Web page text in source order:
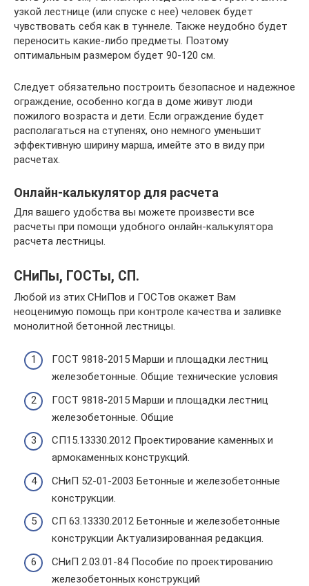
узкой лестнице (или спуске с нее) человек будет
чувствовать себя как в туннеле. Также неудобно будет
переносить какие-либо предметы. Поэтому
оптимальным размером будет 90-120 см.
Следует обязательно построить безопасное и надежное
ограждение, особенно когда в доме живут люди
пожилого возраста и дети. Если ограждение будет
располагаться на ступенях, оно немного уменьшит
эффективную ширину марша, имейте это в виду при
расчетах.
Онлайн-калькулятор для расчета
Для вашего удобства вы можете произвести все
расчеты при помощи удобного онлайн-калькулятора
расчета лестницы.
СНиПы, ГОСТы, СП.
Любой из этих СНиПов и ГОСТов окажет Вам
неоценимую помощь при контроле качества и заливке
монолитной бетонной лестницы.
ГОСТ 9818-2015 Марши и площадки лестниц
железобетонные. Общие технические условия
ГОСТ 9818-2015 Марши и площадки лестниц
железобетонные. Общие
СП15.13330.2012 Проектирование каменных и
армокаменных конструкций.
СНиП 52-01-2003 Бетонные и железобетонные
конструкции.
СП 63.13330.2012 Бетонные и железобетонные
конструкции Актуализированная редакция.
СНиП 2.03.01-84 Пособие по проектированию
железобетонных конструкций